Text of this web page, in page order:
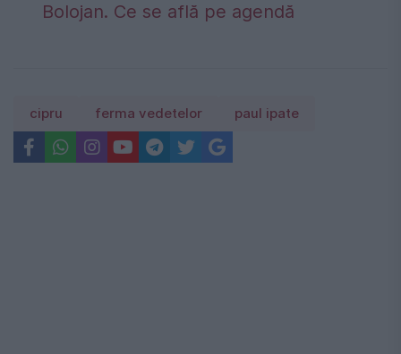
Bolojan. Ce se află pe agendă
cipru ferma vedetelor paul ipate